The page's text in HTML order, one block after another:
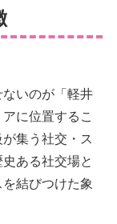
いのが「軽井
に位置するこ
集う社交・ス
ある社交場と
結びつけた象